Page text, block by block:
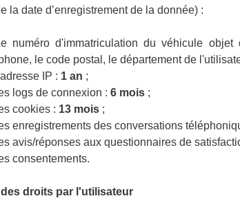
la date d’enregistrement de la donnée) :
numéro d'immatriculation du véhicule
le code postal, le département de
IP : 1 an ;
logs de connexion : 6 mois ;
cookies : 13 mois ;
enregistrements des conversations
avis/réponses aux questionnaires de
consentements.
des droits par l'utilisateur